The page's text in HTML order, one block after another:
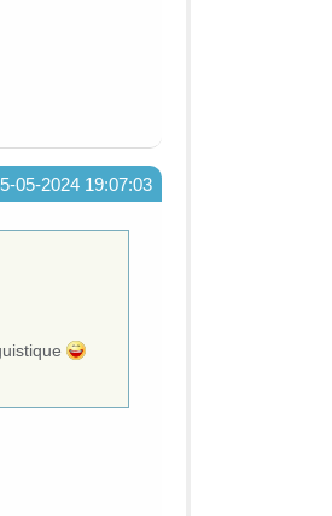
05-2024 19:07:03